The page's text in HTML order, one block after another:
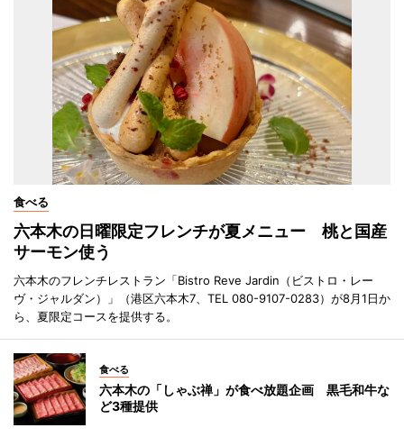
食べる
六本木の日曜限定フレンチが夏メニュー 桃と国産
サーモン使う
六本木のフレンチレストラン「Bistro Reve Jardin（ビストロ・レー
ヴ・ジャルダン）」（港区六本木7、TEL 080-9107-0283）が8月1日か
ら、夏限定コースを提供する。
食べる
六本木の「しゃぶ禅」が食べ放題企画 黒毛和牛な
ど3種提供